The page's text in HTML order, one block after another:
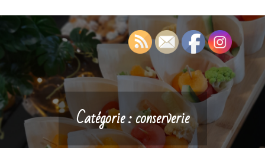
Catégorie :conserverie